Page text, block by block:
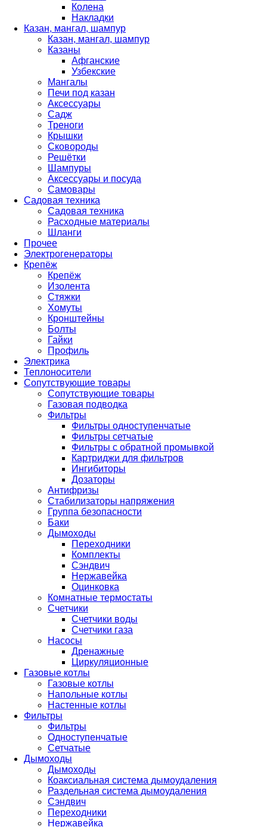
Колена
Накладки
Казан, мангал, шампур
Казан, мангал, шампур
Казаны
Афганские
Узбекские
Мангалы
Печи под казан
Аксессуары
Садж
Треноги
Крышки
Сковороды
Решётки
Шампуры
Аксессуары и посуда
Самовары
Садовая техника
Садовая техника
Расходные материалы
Шланги
Прочее
Электрогенераторы
Крепёж
Крепёж
Изолента
Стяжки
Хомуты
Кронштейны
Болты
Гайки
Профиль
Электрика
Теплоносители
Сопутствующие товары
Сопутствующие товары
Газовая подводка
Фильтры
Фильтры одноступенчатые
Фильтры сетчатые
Фильтры с обратной промывкой
Картриджи для фильтров
Ингибиторы
Дозаторы
Антифризы
Стабилизаторы напряжения
Группа безопасности
Баки
Дымоходы
Переходники
Комплекты
Сэндвич
Нержавейка
Оцинковка
Комнатные термостаты
Счетчики
Счетчики воды
Счетчики газа
Насосы
Дренажные
Циркуляционные
Газовые котлы
Газовые котлы
Напольные котлы
Настенные котлы
Фильтры
Фильтры
Одноступенчатые
Сетчатые
Дымоходы
Дымоходы
Коаксиальная система дымоудаления
Раздельная система дымоудаления
Сэндвич
Переходники
Нержавейка